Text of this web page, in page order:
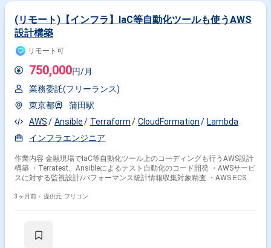
(リモート)【インフラ】IaC等自動化ツールも使うAWS
設計構築
リモート可
750,000円/月
業務委託(フリーランス)
東京都
蒲田駅
AWS
Ansible Terraform CloudFormation
Lambda
インフラエンジニア
作業内容 金融現場でIaC等自動化ツール上のコーディングも行うAWS設計
構築 ・Terratest、Ansibleによるテスト自動化のコード開発 ・AWSサービ
スに対する監視設計/パフォーマンス統計情報収集対象精査 ・AWS ECS等
3ヶ月前・ 提供元: フリコン